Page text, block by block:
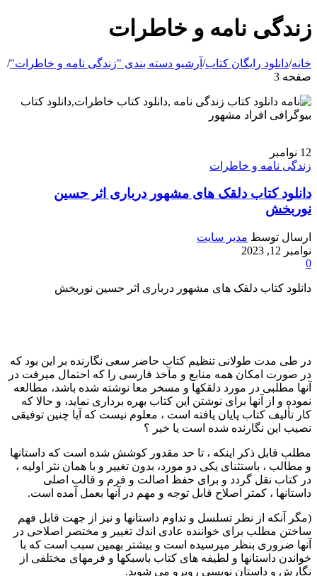
زندگی نامه و خاطرات
خانه/دانلود رایگان کتاب/ آرشیو دسته بندی "زندگی نامه و خاطرات"/
صفحه 3
دانلود کتاب زندگی نامه ,دانلود کتاب خاطرات,دانلود کتاب
بیوگرافی افراد مشهور
12 نوامبر
زندگی نامه و خاطرات
دانلود کتاب دلقک های مشهور درباری اثر حسین
نوربخش
ارسال توسط مدیر سایت
نوامبر 12, 2023
0
دانلود کتاب دلقک های مشهور درباری اثر حسین نوربخش
در طی مدت طولانی تنظیم کتاب حاضر سعی نگارنده بر این بود که
در صورت امکان همه منابع و مآخذ فارسی را که احتمال میرفت در
آنها مطلبی در مورد دلقکها و مسخر معا نوشته شده باشد، مطالعه
نموده و از آنها برای نوشتن این کتاب بهره برداری نماید، و حالا که
کار تألیف کتاب پایان یافته است ، معلوم نیست که آیا چنین توفیقی
نصیب این نگارنده شده است یا خیر ؟
مطلب قابل ذکر اینکه ، تا حد مقدور کوشش شده است که داستانها
و مطالب ، باستثنای یکی دو مورد، بدون تغییر و با همان نثر اولیه ،
در کتاب نقل گردد و برای حفظ اصالت و فرم و قالب اصلی
داستانها ، کمتر اصلاح قابل توجه و مهم در آنها بعمل آمده است.
(مگر آنکه از نظر تسلسل و تداوم داستانها و نیز از جهت قابل فهم
ساختن مطلب برای خواننده عادی اندك تغيير و مختصر اصلاحی در
آنها ضروری بنظر میرسیده است و بیشتر بهمین سبب است که با
خواندن داستانها و لطیفه های کتاب باسبكها و فرمهای مختلفی از
نگارش و داستان نویسی روبرو می شوید.